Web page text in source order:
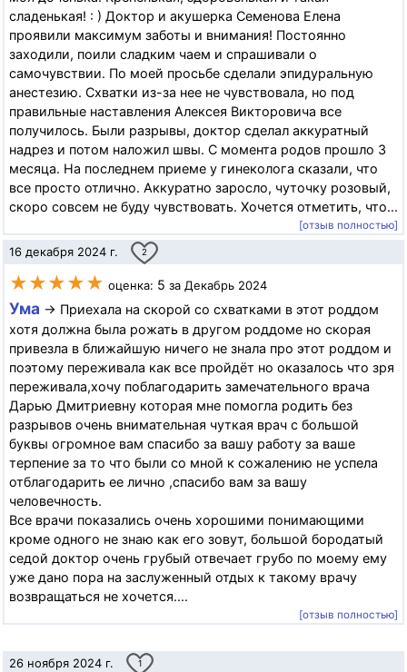
сладенькая! : ) Доктор и акушерка Семенова Елена
проявили максимум заботы и внимания! Постоянно
заходили, поили сладким чаем и спрашивали о
самочувствии. По моей просьбе сделали эпидуральную
анестезию. Схватки из-за нее не чувствовала, но под
правильные наставления Алексея Викторовича все
получилось. Были разрывы, доктор сделал аккуратный
надрез и потом наложил швы. С момента родов прошло 3
месяца. На последнем приеме у гинеколога сказали, что
все просто отлично. Аккуратно заросло, чуточку розовый,
скоро совсем не буду чувствовать. Хочется отметить, что...
[отзыв полностью]
16 декабря 2024 г. 2
★★★★★ оценка: 5 за Декабрь 2024
Ума → Приехала на скорой со схватками в этот роддом
хотя должна была рожать в другом роддоме но скорая
привезла в ближайшую ничего не знала про этот роддом и
поэтому переживала как все пройдёт но оказалось что зря
переживала,хочу поблагодарить замечательного врача
Дарью Дмитриевну которая мне помогла родить без
разрывов очень внимательная чуткая врач с большой
буквы огромное вам спасибо за вашу работу за ваше
терпение за то что были со мной к сожалению не успела
отблагодарить ее лично ,спасибо вам за вашу
человечность.
Все врачи показались очень хорошими понимающими
кроме одного не знаю как его зовут, большой бородатый
седой доктор очень грубый отвечает грубо по моему ему
уже дано пора на заслуженный отдых к такому врачу
возвращаться не хочется....
[отзыв полностью]
26 ноября 2024 г. 1